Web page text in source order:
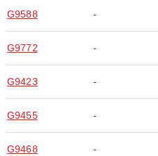
G9588 -
G9772 -
G9423 -
G9455 -
G9468 -